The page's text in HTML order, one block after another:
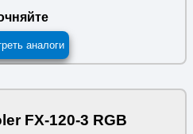
аналоги
FX-120-3 RGB